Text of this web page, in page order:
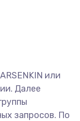
или
Далее
запросов. По